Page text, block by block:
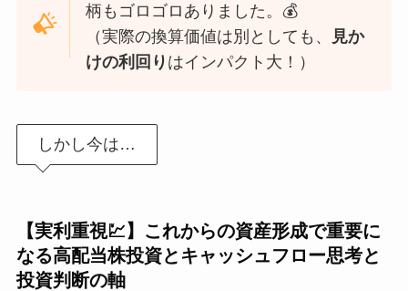
柄もゴロゴロありました。💰
（実際の換算価値は別としても、
見か
けの利回り はインパクト大！）
しかし今は…
【実利重視💹】これからの資産形成で重要に
なる高配当株投資とキャッシュフロー思考と
投資判断の軸